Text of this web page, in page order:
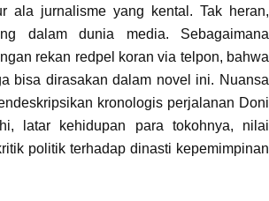
ala jurnalisme yang kental. Tak heran,
dalam dunia media. Sebagaimana
rekan redpel koran via telpon, bahwa
bisa dirasakan dalam novel ini. Nuansa
kronologis perjalanan Doni
latar kehidupan para tokohnya, nilai
politik terhadap dinasti kepemimpinan